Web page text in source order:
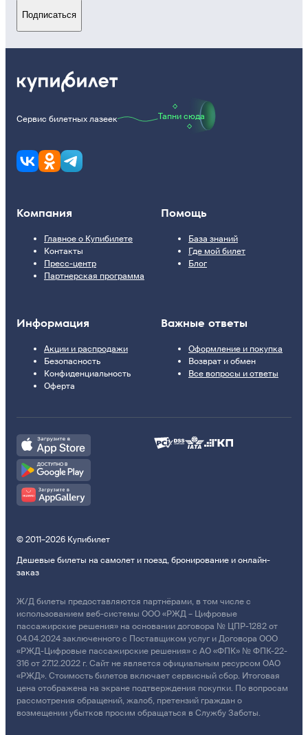
Подписаться
Сервис билетных лазеек Тапни сюда
Компания
Главное о Купибилете
Контакты
Пресс-центр
Партнерская программа
Помощь
База знаний
Где мой билет
Блог
Информация
Акции и распродажи
Безопасность
Конфиденциальность
Оферта
Важные ответы
Оформление и покупка
Возврат и обмен
Все вопросы и ответы
© 2011–2026 Купибилет
Дешевые билеты на самолет и поезд, бронирование и онлайн-
заказ
Ж/Д билеты предоставляются партнёрами, в том числе с
использованием веб-системы ООО «РЖД – Цифровые
пассажирские решения» на основании договора № ЦПР-1282 от
04.04.2024 заключенного с Поставщиком услуг и Договора ООО
«РЖД-Цифровые пассажирские решения» с АО «ФПК» № ФПК-22-
316 от 27.12.2022 г. Сайт не является официальным ресурсом ОАО
«РЖД». Стоимость билетов включает сервисный сбор. Итоговая
цена отображена на экране подтверждения покупки. По вопросам
рассмотрения обращений, жалоб, претензий граждан о
возмещении убытков просим обращаться в Службу Заботы.